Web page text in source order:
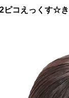
ピコえっくす☆